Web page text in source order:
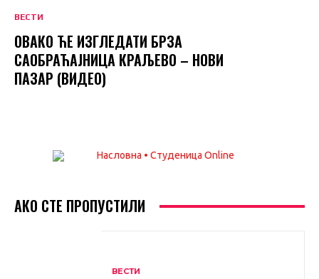
ВЕСТИ
ОВАКО ЋЕ ИЗГЛЕДАТИ БРЗА
САОБРАЋАЈНИЦА КРАЉЕВО – НОВИ
ПАЗАР (ВИДЕО)
АКО СТЕ ПРОПУСТИЛИ
ВЕСТИ